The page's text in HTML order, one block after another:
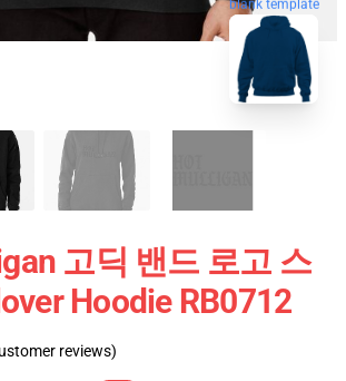
고딕 밴드 로고 스
Hoodie RB0712
reviews)